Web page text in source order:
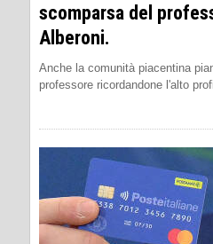
scomparsa del
Alberoni.
Anche la comunità piacentina
professore ricordandone l'alto